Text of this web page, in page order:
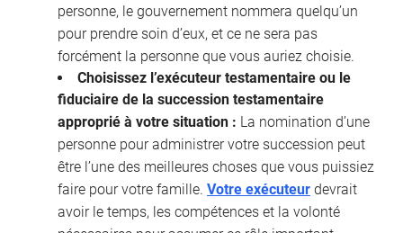
personne, le gouvernement nommera quelqu’un
pour prendre soin d’eux, et ce ne sera pas
forcément la personne que vous auriez choisie.
Choisissez l’exécuteur testamentaire ou le
fiduciaire de la succession testamentaire
approprié à votre situation : La nomination d’une
personne pour administrer votre succession peut
être l’une des meilleures choses que vous puissiez
faire pour votre famille. Votre exécuteur devrait
avoir le temps, les compétences et la volonté